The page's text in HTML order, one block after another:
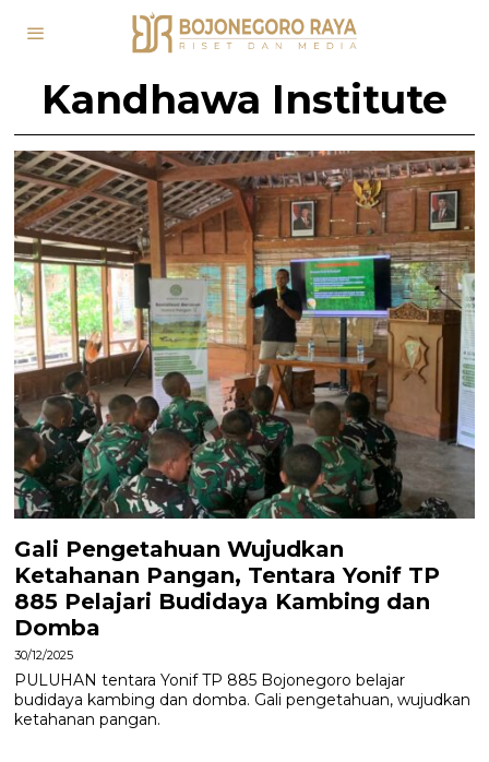
Kandhawa Institute
Gali Pengetahuan Wujudkan
Ketahanan Pangan, Tentara Yonif TP
885 Pelajari Budidaya Kambing dan
Domba
30/12/2025
PULUHAN tentara Yonif TP 885 Bojonegoro belajar
budidaya kambing dan domba. Gali pengetahuan, wujudkan
ketahanan pangan.